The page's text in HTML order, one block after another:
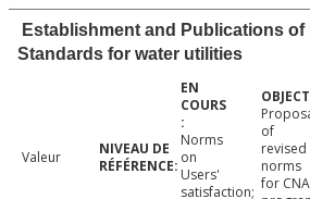
Establishment and Publications of
Standards for water utilities
Valeur
Norms
on
Users'
satisfaction;
of
revised
norms
for CNA